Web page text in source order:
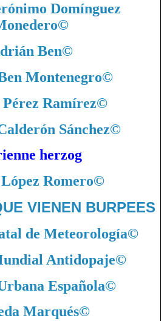
Domínguez
©
Ben©
Montenegro©
Ramírez©
Sánchez©
herzog
Romero©
VIENEN BURPEES
de Meteorología©
Antidopaje©
Española©
Marqués©